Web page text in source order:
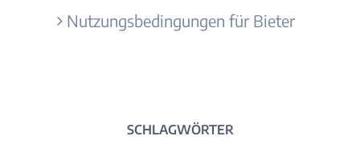
Nutzungsbedingungen für Bieter
SCHLAGWÖRTER